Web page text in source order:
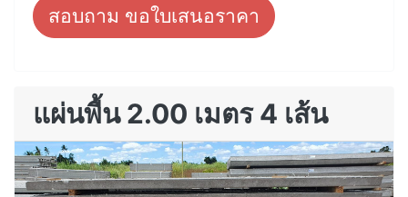
สอบถาม ขอใบเสนอราคา
แผ่นพื้น 2.00 เมตร 4 เส้น